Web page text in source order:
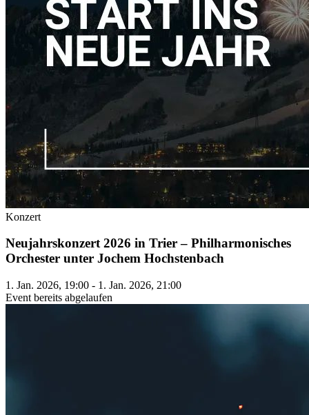
Konzert
Neujahrskonzert 2026 in Trier – Philharmonisches
Orchester unter Jochem Hochstenbach
1. Jan. 2026, 19:00 - 1. Jan. 2026, 21:00
Event bereits abgelaufen